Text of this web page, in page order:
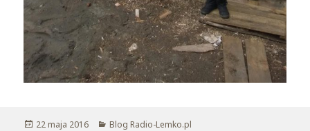
Opublikowano
22 maja 2016 Kategorie
Blog Radio-Lemko.pl